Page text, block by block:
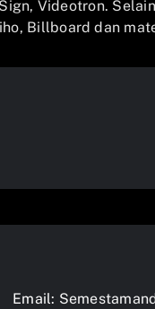
Videotron.
Billboard dan
Email: